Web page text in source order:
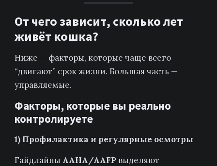
От чего зависит, сколько лет
живёт кошка?
Ниже — факторы, которые чаще всего
“двигают” срок жизни. Большая часть —
управляемые.
Факторы, которые вы реально
контролируете
1) Профилактика и регулярные осмотры
Гайдлайны AAHA/AAFP выделяют